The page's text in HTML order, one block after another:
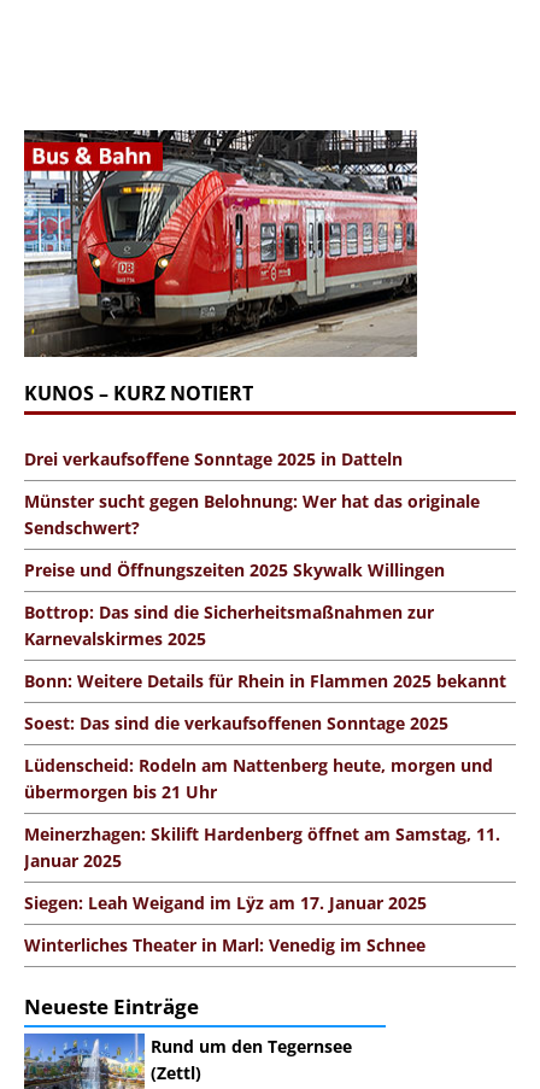
KUNOS – KURZ NOTIERT
Drei verkaufsoffene Sonntage 2025 in Datteln
Münster sucht gegen Belohnung: Wer hat das originale
Sendschwert?
Preise und Öffnungszeiten 2025 Skywalk Willingen
Bottrop: Das sind die Sicherheitsmaßnahmen zur
Karnevalskirmes 2025
Bonn: Weitere Details für Rhein in Flammen 2025 bekannt
Soest: Das sind die verkaufsoffenen Sonntage 2025
Lüdenscheid: Rodeln am Nattenberg heute, morgen und
übermorgen bis 21 Uhr
Meinerzhagen: Skilift Hardenberg öffnet am Samstag, 11.
Januar 2025
Siegen: Leah Weigand im Lÿz am 17. Januar 2025
Winterliches Theater in Marl: Venedig im Schnee
Neueste Einträge
Rund um den Tegernsee
(Zettl)